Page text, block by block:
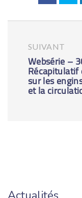
SUIVANT
Websérie –
Récapitulatif
sur les
et la